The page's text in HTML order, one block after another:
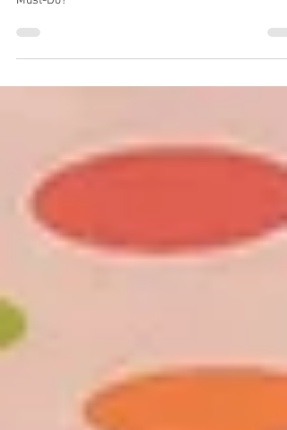
der legendäre Sunset-Spot heute noch ein echtes